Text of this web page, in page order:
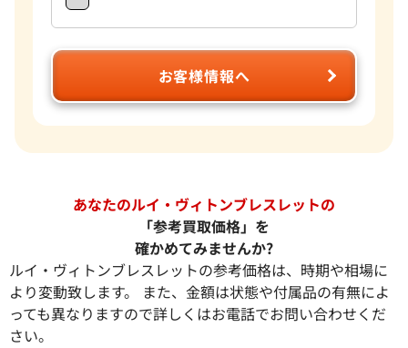
お客様情報へ
あなたのルイ・ヴィトンブレスレットの
「参考買取価格」を
確かめてみませんか?
ルイ・ヴィトンブレスレットの参考価格は、時期や相場に
より変動致します。 また、金額は状態や付属品の有無によ
っても異なりますので詳しくはお電話でお問い合わせくだ
さい。